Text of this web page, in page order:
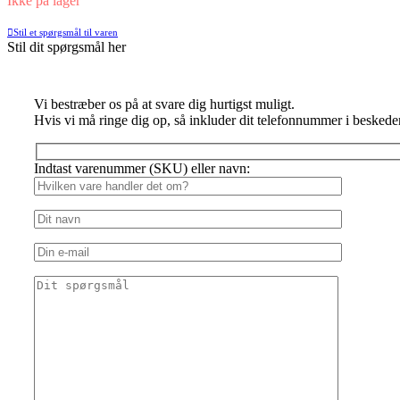
Stil et spørgsmål til varen
Stil dit spørgsmål her
Vi bestræber os på at svare dig hurtigst muligt.
Hvis vi må ringe dig op, så inkluder dit telefonnummer i
Indtast varenummer (SKU) eller navn: